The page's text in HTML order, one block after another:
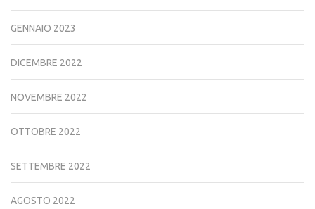
GENNAIO 2023
DICEMBRE 2022
NOVEMBRE 2022
OTTOBRE 2022
SETTEMBRE 2022
AGOSTO 2022